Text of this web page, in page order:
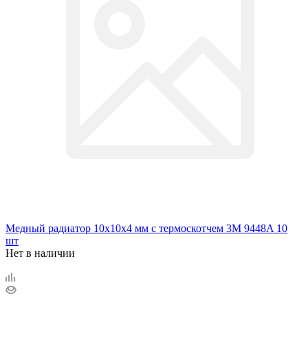
Медный радиатор 10х10х4 мм с термоскотчем 3M 9448A 10
шт
Нет в наличии